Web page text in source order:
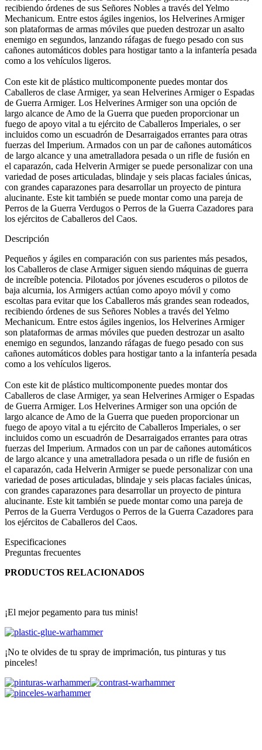
recibiendo órdenes de sus Señores Nobles a través del Yelmo
Mechanicum. Entre estos ágiles ingenios, los Helverines Armiger
son plataformas de armas móviles que pueden destrozar un asalto
enemigo en segundos, lanzando ráfagas de fuego pesado con sus
cañones automáticos dobles para hostigar tanto a la infantería pesada
como a los vehículos ligeros.
Con este kit de plástico multicomponente puedes montar dos
Caballeros de clase Armiger, ya sean Helverines Armiger o Espadas
de Guerra Armiger. Los Helverines Armiger son una opción de
largo alcance de Amo de la Guerra que pueden proporcionar un
fuego de apoyo vital a tu ejército de Caballeros Imperiales, o ser
incluidos como un escuadrón de Desarraigados errantes para otras
fuerzas del Imperium. Armados con un par de cañones automáticos
de largo alcance y una ametralladora pesada o un rifle de fusión en
el caparazón, cada Helverin Armiger se puede personalizar con una
variedad de poses articuladas, blindaje y seis placas faciales únicas,
con grandes caparazones para desarrollar un proyecto de pintura
alucinante. Este kit también se puede montar como una pareja de
Perros de la Guerra Verdugos o Perros de la Guerra Cazadores para
los ejércitos de Caballeros del Caos.
Descripción
Pequeños y ágiles en comparación con sus parientes más pesados,
los Caballeros de clase Armiger siguen siendo máquinas de guerra
de increíble potencia. Pilotados por jóvenes escuderos o pilotos de
baja alcurnia, los Armigers actúan como apoyo móvil y como
escoltas para evitar que los Caballeros más grandes sean rodeados,
recibiendo órdenes de sus Señores Nobles a través del Yelmo
Mechanicum. Entre estos ágiles ingenios, los Helverines Armiger
son plataformas de armas móviles que pueden destrozar un asalto
enemigo en segundos, lanzando ráfagas de fuego pesado con sus
cañones automáticos dobles para hostigar tanto a la infantería pesada
como a los vehículos ligeros.
Con este kit de plástico multicomponente puedes montar dos
Caballeros de clase Armiger, ya sean Helverines Armiger o Espadas
de Guerra Armiger. Los Helverines Armiger son una opción de
largo alcance de Amo de la Guerra que pueden proporcionar un
fuego de apoyo vital a tu ejército de Caballeros Imperiales, o ser
incluidos como un escuadrón de Desarraigados errantes para otras
fuerzas del Imperium. Armados con un par de cañones automáticos
de largo alcance y una ametralladora pesada o un rifle de fusión en
el caparazón, cada Helverin Armiger se puede personalizar con una
variedad de poses articuladas, blindaje y seis placas faciales únicas,
con grandes caparazones para desarrollar un proyecto de pintura
alucinante. Este kit también se puede montar como una pareja de
Perros de la Guerra Verdugos o Perros de la Guerra Cazadores para
los ejércitos de Caballeros del Caos.
Especificaciones
Preguntas frecuentes
PRODUCTOS RELACIONADOS
¡El mejor pegamento para tus minis!
¡No te olvides de tu spray de imprimación, tus pinturas y tus
pinceles!